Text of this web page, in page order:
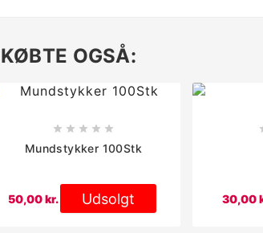
OGSÅ:
    
Mundstykker 100Stk
50,00 kr. Udsolgt 30,00